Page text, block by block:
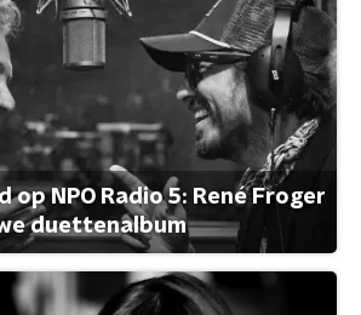
op NPO Radio 5: René Froger
duettenalbum